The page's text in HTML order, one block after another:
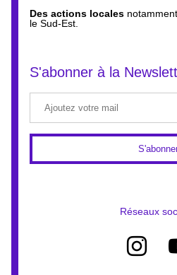
Des actions locales
le Sud-Est.
S'abonner à la
Réseaux